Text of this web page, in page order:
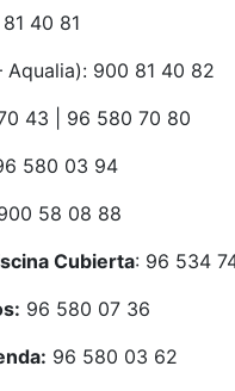
40 81
Aqualia): 900 81 40 82
43 | 96 580 70 80
580 03 94
58 08 88
Cubierta: 96 534
96 580 07 36
96 580 03 62